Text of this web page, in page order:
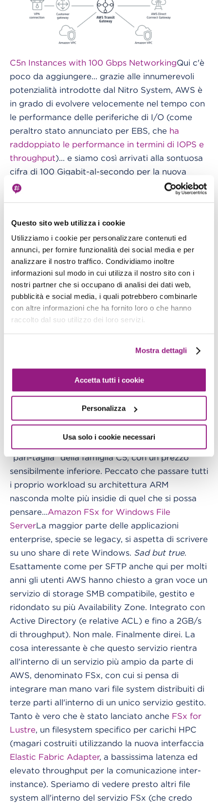
Questo sito web utilizza i cookie
Utilizziamo i cookie per personalizzare contenuti ed
annunci, per fornire funzionalità dei social media e per
analizzare il nostro traffico. Condividiamo inoltre
informazioni sul modo in cui utilizza il nostro sito con i
nostri partner che si occupano di analisi dei dati web,
pubblicità e social media, i quali potrebbero combinarle
con altre informazioni che ha fornito loro o che hanno
raccolto dal suo utilizzo dei loro servizi.
Mostra dettagli
Accetta tutti i cookie
Personalizza
Usa solo i cookie necessari
C5n Instances with 100 Gbps NetworkingQui c'è
poco da aggiungere... grazie alle innumerevoli
potenzialità introdotte dal Nitro System, AWS è
in grado di evolvere velocemente nel tempo con
le performance delle periferiche di I/O (come
peraltro stato annunciato per EBS, che ha
raddoppiato le performance in termini di IOPS e
throughput)... e siamo così arrivati alla sontuosa
cifra di 100 Gigabit-al-secondo per la nuova
categoria di istanze C5n, evidentemente
Based AWS Graviton Processors
l'acquisizione di Annapurna Labs, AWS si è
lanciata pesantemente nella produzione di chip
ASIC custom. Non paghi della partnership di
lungo corso con Intel (che da tempo sviluppa
CPU custom per le esigenze peculiari di AWS),
ed evidentemente non soddisfatti della recente
introduzione di istanze EC2 con CPU AMD (circa
il 10% in meno di costo a parità di performance
su workload general-purpose), in Amazon hanno
ARM denominata Graviton, che va ad alimentare
una nuova famiglia di istanze EC2, la serie A1,
"pari-taglia" della famiglia C5, con un prezzo
sensibilmente inferiore. Peccato che passare tutti
i proprio workload su architettura ARM
nasconda molte più insidie di quel che si possa
pensare...Amazon FSx for Windows File
ServerLa maggior parte delle applicazioni
enterprise, specie se legacy, si aspetta di scrivere
su uno share di rete Windows. Sad but true.
Esattamente come per SFTP anche qui per molti
anni gli utenti AWS hanno chiesto a gran voce un
servizio di storage SMB compatibile, gestito e
ridondato su più Availability Zone. Integrato con
Active Directory (e relative ACL) e fino a 2GB/s
di throughput). Non male. Finalmente direi. La
cosa interessante è che questo servizio rientra
all'interno di un servizio più ampio da parte di
AWS, denominato FSx, con cui si pensa di
integrare man mano vari file system distribuiti di
terze parti all'interno di un unico servizio gestito.
Tanto è vero che è stato lanciato anche FSx for
Lustre, un filesystem specifico per carichi HPC
(magari costruiti utilizzando la nuova interfaccia
Elastic Fabric Adapter, a bassissima latenza ed
elevato throughput per la comunicazione inter-
instance). Speriamo di vedere presto altri file
system all'interno del servizio FSx (che credo